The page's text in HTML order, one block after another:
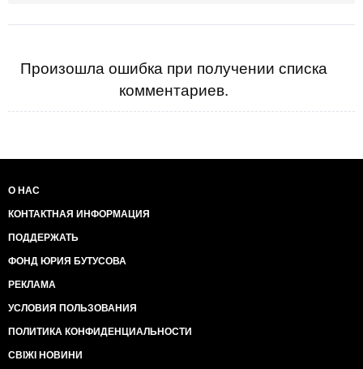
Произошла ошибка при получении списка
комментариев.
О НАС
КОНТАКТНАЯ ИНФОРМАЦИЯ
ПОДДЕРЖАТЬ
ФОНД ЮРИЯ БУТУСОВА
РЕКЛАМА
УСЛОВИЯ ПОЛЬЗОВАНИЯ
ПОЛИТИКА КОНФИДЕНЦИАЛЬНОСТИ
СВІЖІ НОВИНИ